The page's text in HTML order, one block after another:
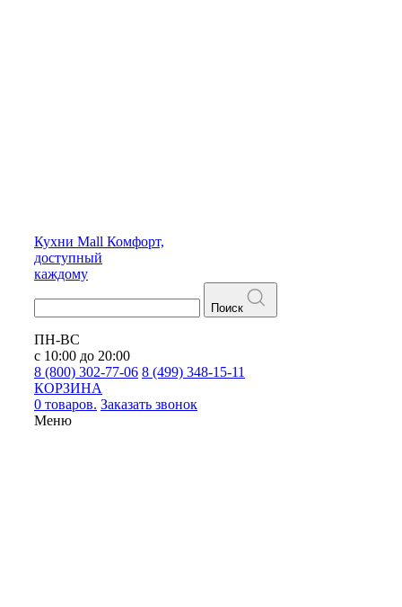
Кухни Mall Комфорт,
доступный
каждому
Поиск
ПН-ВС
с 10:00 до 20:00
8 (800) 302-77-06 8 (499) 348-15-11
КОРЗИНА
0 товаров. Заказать звонок
Меню